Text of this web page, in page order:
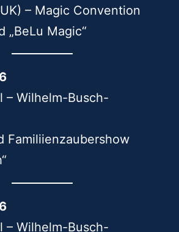
– Magic Convention
„BeLu Magic“
– Wilhelm-Busch-
Familiienzaubershow
– Wilhelm-Busch-